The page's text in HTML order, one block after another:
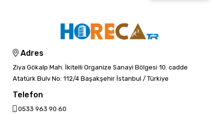
Adres
Ziya Gökalp Mah. İkitelli Organize Sanayi Bölgesi 10. cadde
Atatürk Bulv No: 112/4 Başakşehir İstanbul / Türkiye
Telefon
0533 963 90 60